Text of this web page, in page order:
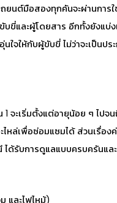
ถยนต์มือสองทุกคันจะผ่านการ
และผู้โดยสาร อีกทั้งยังแบ่
ให้กับผู้ขับขี่ ไม่ว่าจะเป็นปร
จะเริ่มตั้งแต่อายุน้อย ๆ ไปจ
เพื่อซ่อมแซมได้ ส่วนเรื่อง
ด้รับการดูแลแบบครบครันแล
และไฟไหม้)